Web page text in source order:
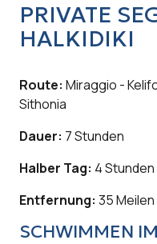
PRIVATE
HALKIDIKI
Route: Miraggio -
Sithonia
Dauer: 7 Stunden
Halber Tag: 4 Stunden
Entfernung: 35 Meilen
SCHWIMMEN